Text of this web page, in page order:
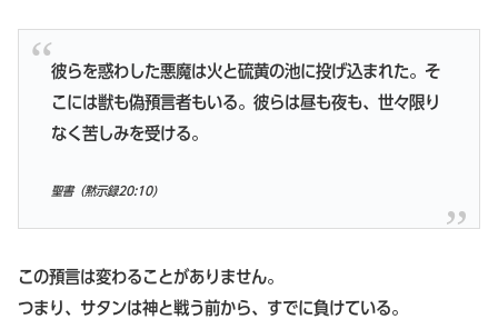
彼らを惑わした悪魔は火と硫黄の池に投げ込まれた。そ
こには獣も偽預言者もいる。彼らは昼も夜も、世々限り
なく苦しみを受ける。
聖書（黙示録20:10)
この預言は変わることがありません。
つまり、サタンは神と戦う前から、すでに負けている。